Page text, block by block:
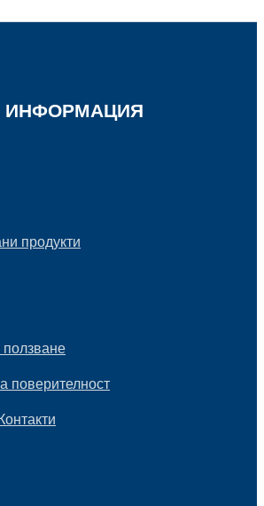
ИНФОРМАЦИЯ
продукти
ползване
поверителност